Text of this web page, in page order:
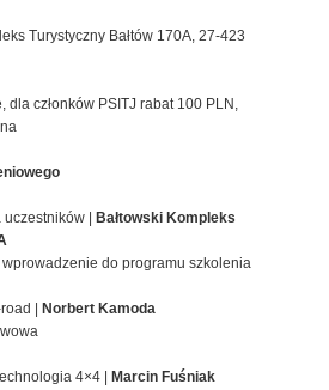
Turystyczny Bałtów 170A, 27-423
dla członków PSITJ rabat 100 PLN,
|
Bałtowski Kompleks
do programu szkolenia
|
Norbert Kamoda
4×4 |
Marcin Fuśniak